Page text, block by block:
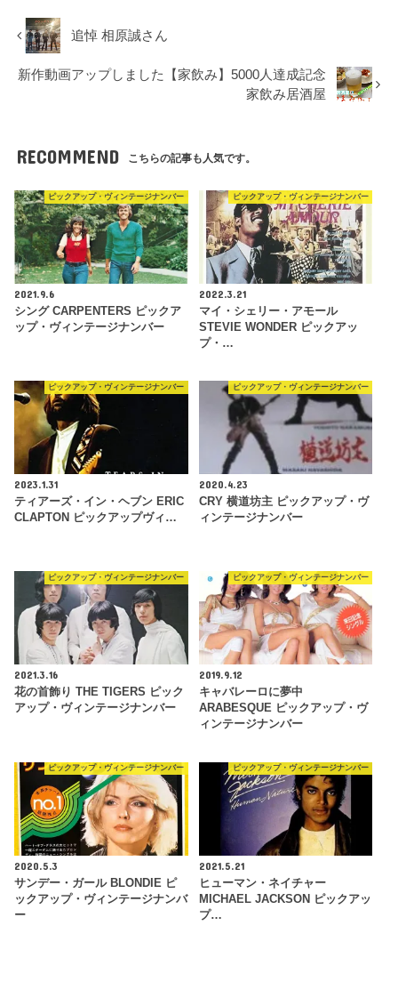
追悼 相原誠さん
新作動画アップしました【家飲み】5000人達成記念
家飲み居酒屋
RECOMMEND こちらの記事も人気です。
ピックアップ・ヴィンテージナンバー
2021.9.6
シング CARPENTERS ピックア
ップ・ヴィンテージナンバー
ピックアップ・ヴィンテージナンバー
2022.3.21
マイ・シェリー・アモール
STEVIE WONDER ピックアッ
プ・…
ピックアップ・ヴィンテージナンバー
2023.1.31
ティアーズ・イン・ヘブン ERIC
CLAPTON ピックアップヴィ…
ピックアップ・ヴィンテージナンバー
2020.4.23
CRY 横道坊主 ピックアップ・ヴ
ィンテージナンバー
ピックアップ・ヴィンテージナンバー
2021.3.16
花の首飾り THE TIGERS ピック
アップ・ヴィンテージナンバー
ピックアップ・ヴィンテージナンバー
2019.9.12
キャバレーロに夢中
ARABESQUE ピックアップ・ヴ
ィンテージナンバー
ピックアップ・ヴィンテージナンバー
2020.5.3
サンデー・ガール BLONDIE ピ
ックアップ・ヴィンテージナンバ
ー
ピックアップ・ヴィンテージナンバー
2021.5.21
ヒューマン・ネイチャー
MICHAEL JACKSON ピックアッ
プ…